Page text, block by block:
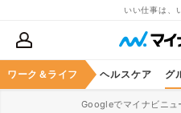
いい仕事は、
ワーク＆ライフ
マネー 暮らし ヘルスケア グ
Googleでマイナビニュ